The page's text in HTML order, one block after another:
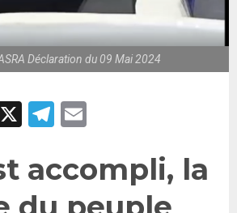
Déclaration du 09 Mai 2024
X Telegram
accompli, la